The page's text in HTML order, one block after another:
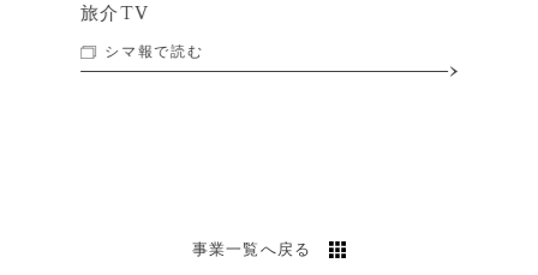
旅介TV
シマ報で読む
事業一覧へ戻る